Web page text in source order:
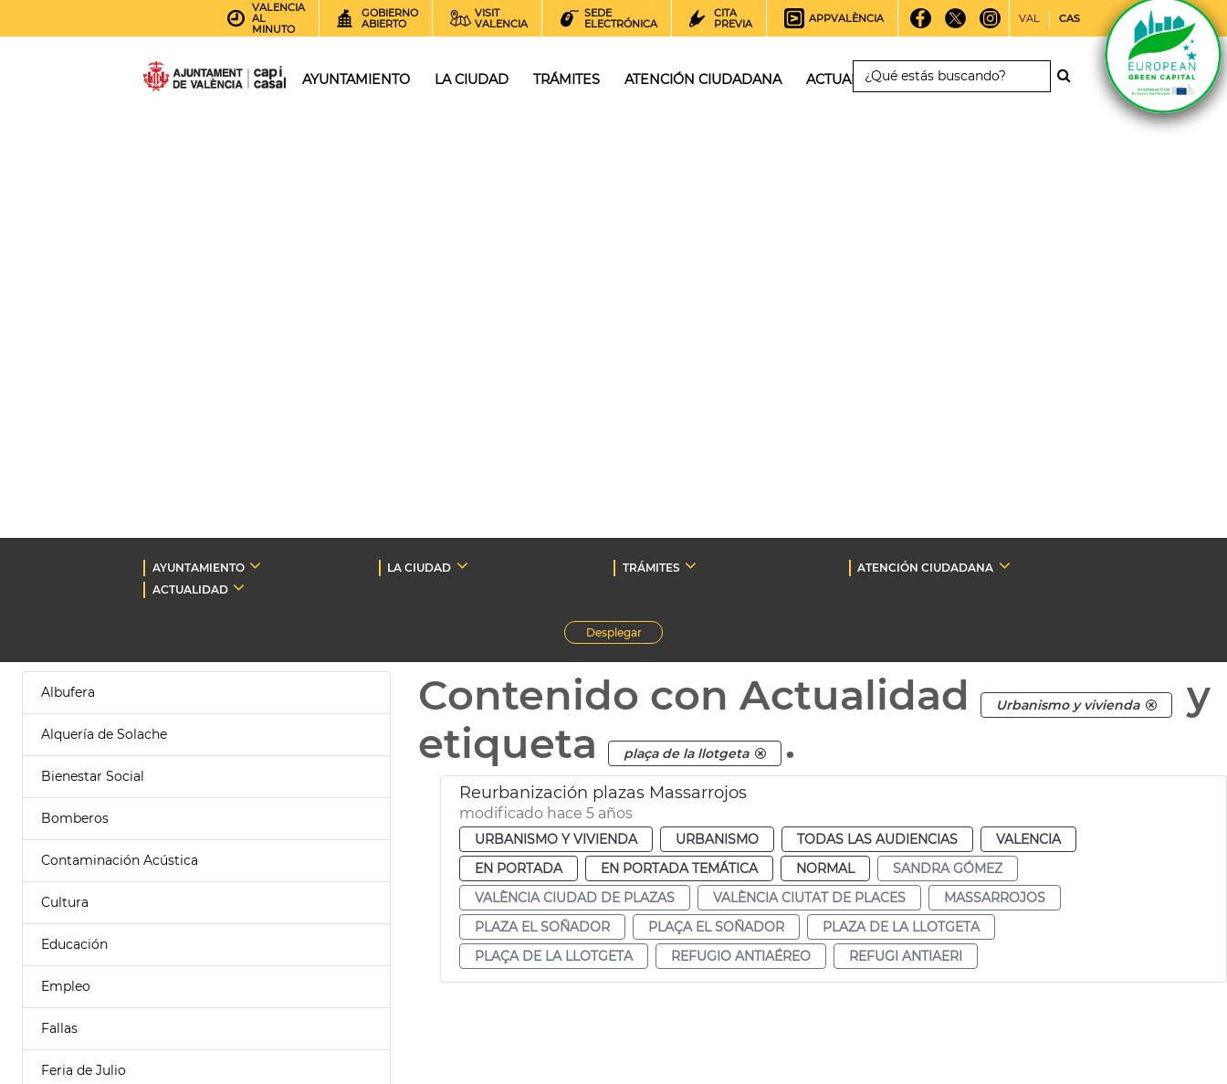
VALENCIA
AL
MINUTO
GOBIERNO
ABIERTO
VISIT
VALENCIA
SEDE
ELECTRÓNICA
CITA
PREVIA
APPVALÈNCIA VAL CAS
AYUNTAMIENTO LA CIUDAD TRÁMITES ATENCIÓN CIUDADANA ACTUALIDAD
AYUNTAMIENTO LA CIUDAD TRÁMITES
ATENCIÓN CIUDADANA
ACTUALIDAD
Desplegar
Albufera
Alquería de Solache
Bienestar Social
Bomberos
Contaminación Acústica
Cultura
Educación
Empleo
Fallas
Feria de Julio
Contenido con Actualidad Urbanismo y vivienda
y
etiqueta
plaça de la llotgeta .
Reurbanización plazas Massarrojos
modificado hace 5 años
URBANISMO Y VIVIENDA URBANISMO TODAS LAS AUDIENCIAS
VALENCIA
EN PORTADA
EN PORTADA TEMÁTICA NORMAL
SANDRA GÓMEZ
VALÈNCIA CIUDAD DE PLAZAS
VALÈNCIA CIUTAT DE PLACES
MASSARROJOS
PLAZA EL SOÑADOR
PLAÇA EL SOÑADOR
PLAZA DE LA LLOTGETA
PLAÇA DE LA LLOTGETA
REFUGIO ANTIAÉREO REFUGI ANTIAERI